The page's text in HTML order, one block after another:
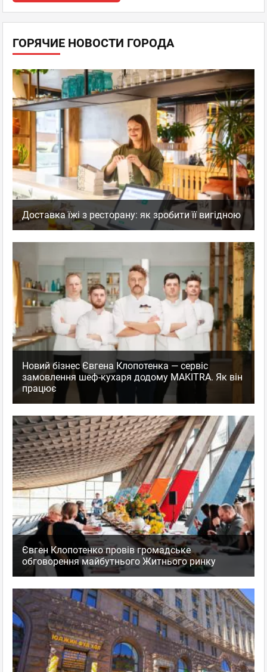
ГОРЯЧИЕ НОВОСТИ ГОРОДА
Доставка їжі з ресторану: як зробити її вигідною
Новий бізнес Євгена Клопотенка — сервіс
замовлення шеф-кухаря додому MAKITRA. Як він
працює
Євген Клопотенко провів громадське
обговорення майбутнього Житнього ринку